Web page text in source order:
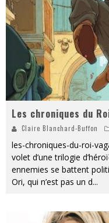
Les chroniques du
Claire Blanchard-Buffon
les-chroniques-du-roi-
volet d’une trilogie
ennemies se battent
Ori, qui n’est pas un d...